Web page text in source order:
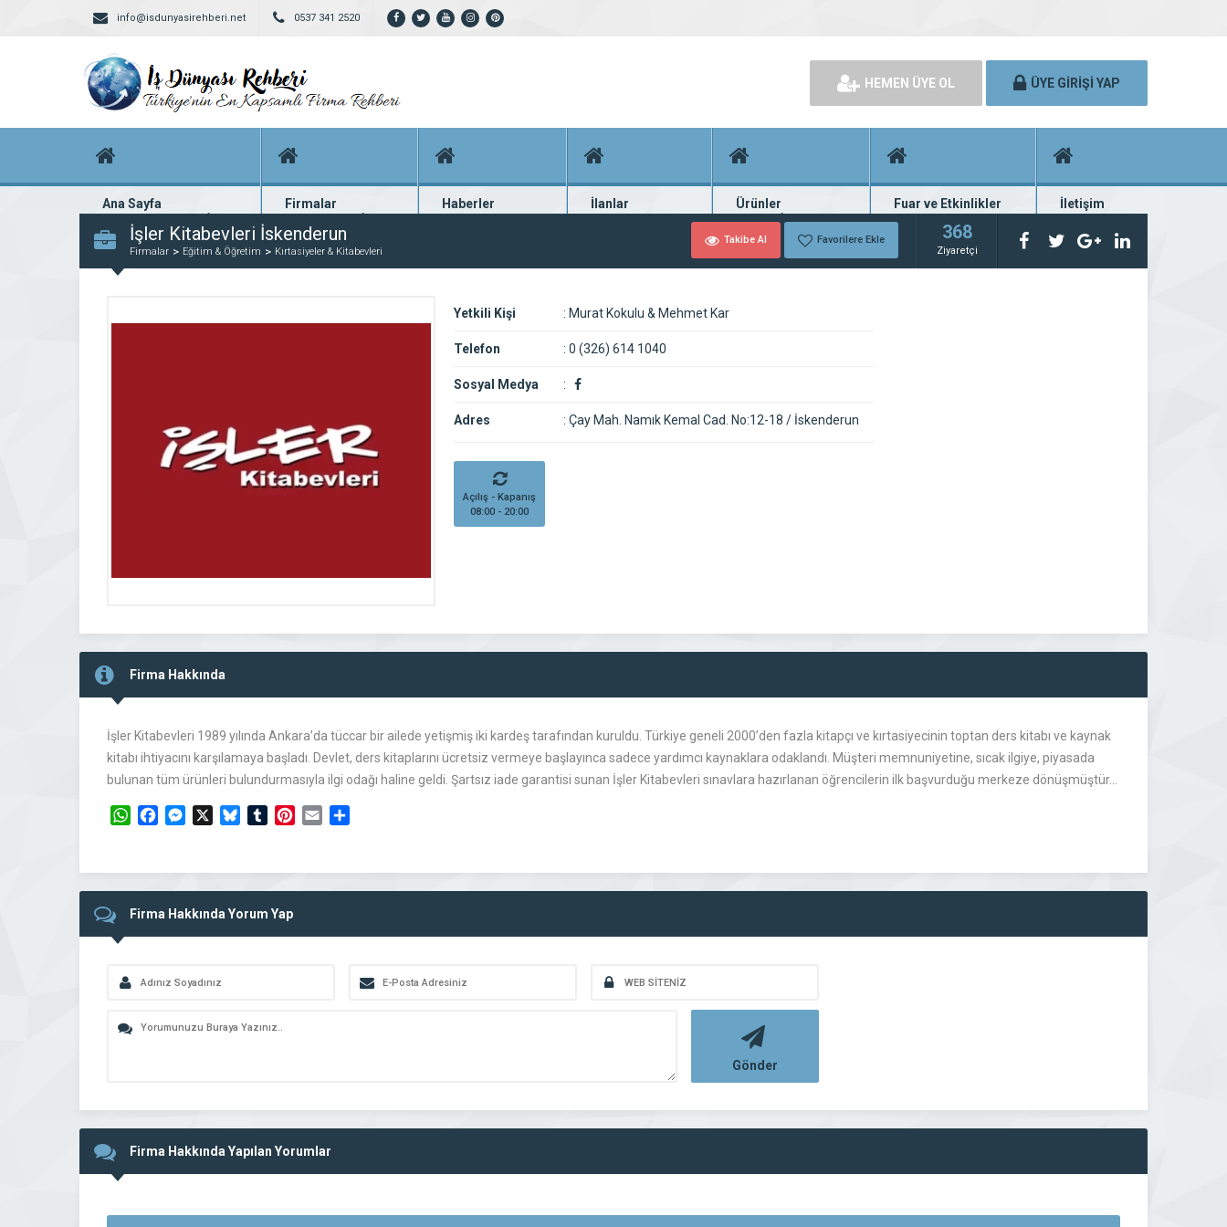
info@isdunyasirehberi.net 0537 341 2520
HEMEN ÜYE OL ÜYE GİRİŞİ YAP
Ana Sayfa
Firma rehberi ana sayfanız
Firmalar
Yüzlerce kayıtlı firma
Haberler
En güncel haberler
İlanlar
Güncel seri ilanlar
Ürünler
Binlerce firma ürünü
Fuar ve Etkinlikler
Fuar ve etkinlik planları
İletişim
Bize ulaşın
İşler Kitabevleri İskenderun
Firmalar Eğitim & Öğretim Kırtasiyeler & Kitabevleri
Takibe Al Favorilere Ekle 368
Ziyaretçi
Yetkili Kişi : Murat Kokulu & Mehmet Kar
Telefon : 0 (326) 614 1040
Sosyal Medya :
Adres : Çay Mah. Namık Kemal Cad. No:12-18 / İskenderun
Açılış - Kapanış
08:00 - 20:00
Firma Hakkında
İşler Kitabevleri 1989 yılında Ankara’da tüccar bir ailede yetişmiş iki kardeş tarafından kuruldu. Türkiye geneli 2000’den fazla kitapçı ve kırtasiyecinin toptan ders kitabı ve kaynak
kitabı ihtiyacını karşılamaya başladı. Devlet, ders kitaplarını ücretsiz vermeye başlayınca sadece yardımcı kaynaklara odaklandı. Müşteri memnuniyetine, sıcak ilgiye, piyasada
bulunan tüm ürünleri bulundurmasıyla ilgi odağı haline geldi. Şartsız iade garantisi sunan İşler Kitabevleri sınavlara hazırlanan öğrencilerin ilk başvurduğu merkeze dönüşmüştür…
WhatsAppFacebookMessengerBlueskyTumblrPinterest
Email
Firma Hakkında Yorum Yap
Gönder
Firma Hakkında Yapılan Yorumlar